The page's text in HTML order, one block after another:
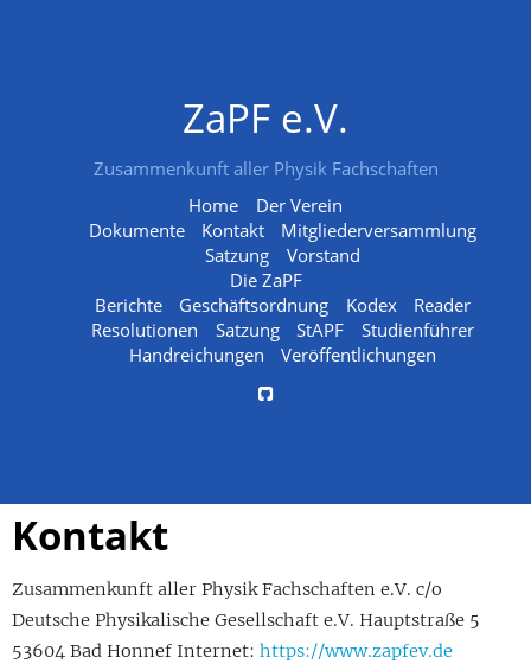
ZaPF e.V.
Zusammenkunft aller Physik Fachschaften
Home
Der Verein
Dokumente
Kontakt
Mitgliederversammlung
Satzung
Vorstand
Die ZaPF
Berichte
Geschäftsordnung Kodex
Reader
Resolutionen
Satzung StAPF
Studienführer
Handreichungen
Veröffentlichungen
Kontakt
Zusammenkunft aller Physik Fachschaften e.V. c/o
Deutsche Physikalische Gesellschaft e.V. Hauptstraße 5
53604 Bad Honnef Internet:https://www.zapfev.de